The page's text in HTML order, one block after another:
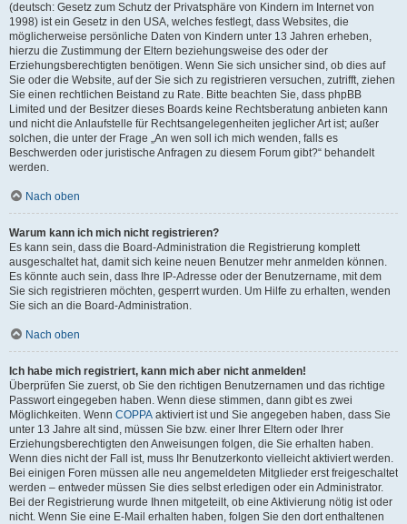
(deutsch: Gesetz zum Schutz der Privatsphäre von Kindern im Internet von
1998) ist ein Gesetz in den USA, welches festlegt, dass Websites, die
möglicherweise persönliche Daten von Kindern unter 13 Jahren erheben,
hierzu die Zustimmung der Eltern beziehungsweise des oder der
Erziehungsberechtigten benötigen. Wenn Sie sich unsicher sind, ob dies auf
Sie oder die Website, auf der Sie sich zu registrieren versuchen, zutrifft, ziehen
Sie einen rechtlichen Beistand zu Rate. Bitte beachten Sie, dass phpBB
Limited und der Besitzer dieses Boards keine Rechtsberatung anbieten kann
und nicht die Anlaufstelle für Rechtsangelegenheiten jeglicher Art ist; außer
solchen, die unter der Frage „An wen soll ich mich wenden, falls es
Beschwerden oder juristische Anfragen zu diesem Forum gibt?“ behandelt
werden.
Nach oben
Warum kann ich mich nicht registrieren?
Es kann sein, dass die Board-Administration die Registrierung komplett
ausgeschaltet hat, damit sich keine neuen Benutzer mehr anmelden können.
Es könnte auch sein, dass Ihre IP-Adresse oder der Benutzername, mit dem
Sie sich registrieren möchten, gesperrt wurden. Um Hilfe zu erhalten, wenden
Sie sich an die Board-Administration.
Nach oben
Ich habe mich registriert, kann mich aber nicht anmelden!
Überprüfen Sie zuerst, ob Sie den richtigen Benutzernamen und das richtige
Passwort eingegeben haben. Wenn diese stimmen, dann gibt es zwei
Möglichkeiten. Wenn COPPA aktiviert ist und Sie angegeben haben, dass Sie
unter 13 Jahre alt sind, müssen Sie bzw. einer Ihrer Eltern oder Ihrer
Erziehungsberechtigten den Anweisungen folgen, die Sie erhalten haben.
Wenn dies nicht der Fall ist, muss Ihr Benutzerkonto vielleicht aktiviert werden.
Bei einigen Foren müssen alle neu angemeldeten Mitglieder erst freigeschaltet
werden – entweder müssen Sie dies selbst erledigen oder ein Administrator.
Bei der Registrierung wurde Ihnen mitgeteilt, ob eine Aktivierung nötig ist oder
nicht. Wenn Sie eine E-Mail erhalten haben, folgen Sie den dort enthaltenen